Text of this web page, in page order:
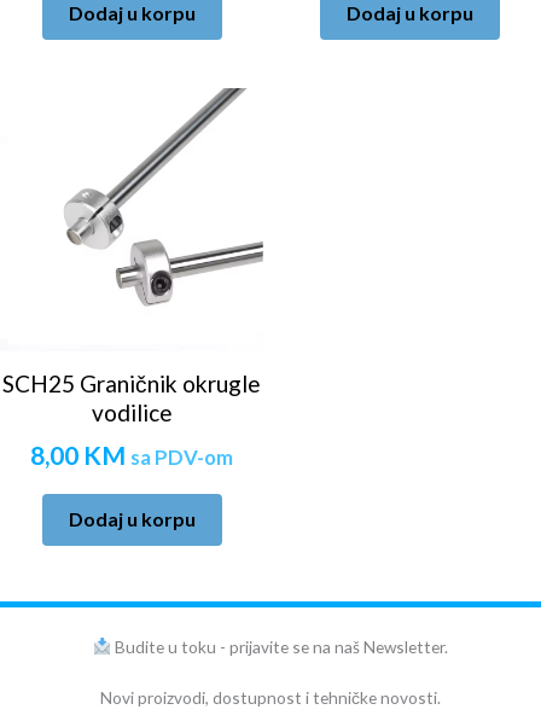
Dodaj u korpu Dodaj u korpu
SCH25 Graničnik okrugle
vodilice
8,00 KM sa PDV-om
Dodaj u korpu
Budite u toku - prijavite se na naš Newsletter.
Novi proizvodi, dostupnost i tehničke novosti.